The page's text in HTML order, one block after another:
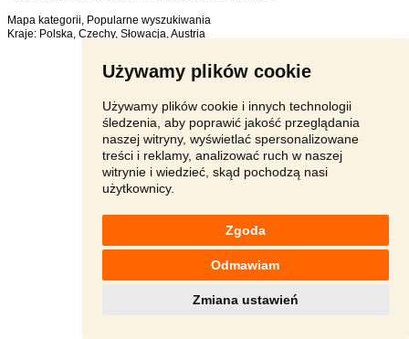
Używamy plików cookie
Używamy plików cookie i innych technologii
śledzenia, aby poprawić jakość przeglądania
naszej witryny, wyświetlać spersonalizowane
treści i reklamy, analizować ruch w naszej
witrynie i wiedzieć, skąd pochodzą nasi
użytkownicy.
Zgoda
Odmawiam
Zmiana ustawień
Mapa kategorii, Popularne wyszukiwania
Kraje: Polska, Czechy, Słowacja,Austria